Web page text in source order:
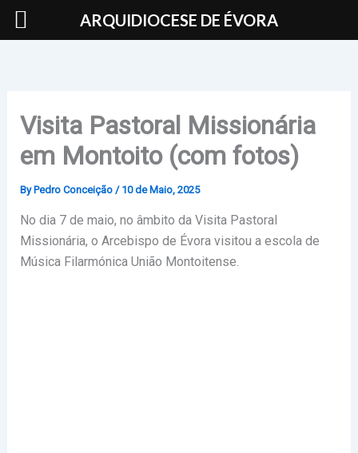
Skip
Visita Pastoral Missionária
em Montoito (com fotos)
By Pedro Conceição / 10 de Maio, 2025
No dia 7 de maio, no âmbito da Visita Pastoral
Missionária, o Arcebispo de Évora visitou a escola de
Música Filarmónica União Montoitense.
ARQUIDIOCESE DE ÉVORA